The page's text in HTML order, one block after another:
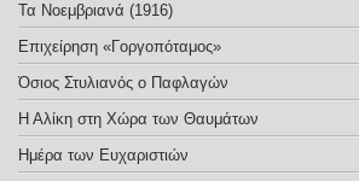
Τα Νοεμβριανά (1916)
Επιχείρηση «Γοργοπόταμος»
Όσιος Στυλιανός ο Παφλαγών
Η Αλίκη στη Χώρα των Θαυμάτων
Ημέρα των Ευχαριστιών